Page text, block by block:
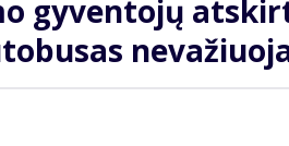
gy­ven­to­jų